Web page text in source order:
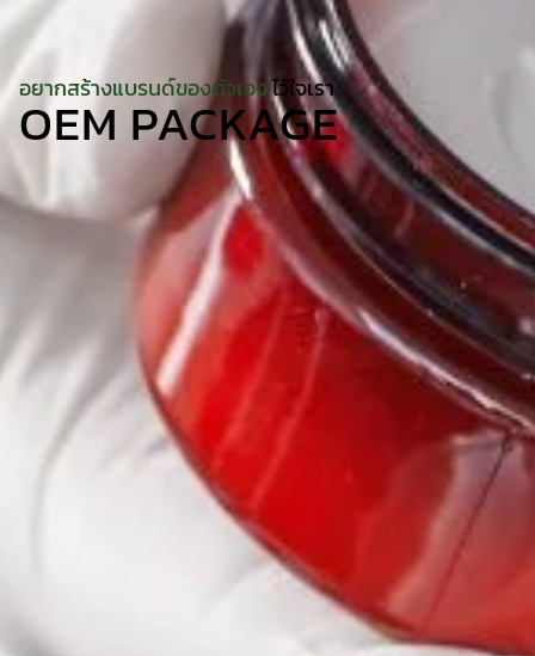
อยากสร้างแบรนด์ของตัวเองไว้ใจเรา
OEM PACKAGE